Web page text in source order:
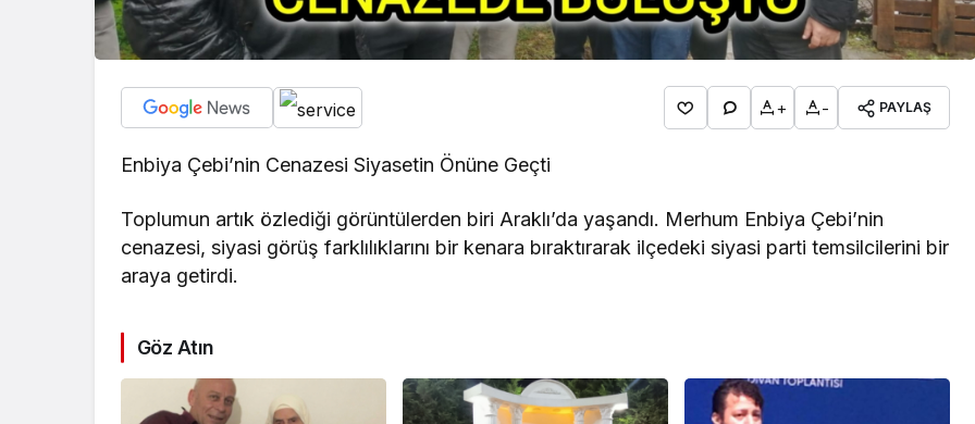
+ - PAYLAŞ
Enbiya Çebi’nin Cenazesi Siyasetin Önüne Geçti
Toplumun artık özlediği görüntülerden biri Araklı’da yaşandı. Merhum Enbiya Çebi’nin
cenazesi, siyasi görüş farklılıklarını bir kenara bıraktırarak ilçedeki siyasi parti temsilcilerini bir
araya getirdi.
Göz Atın